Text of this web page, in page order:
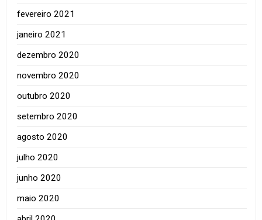
fevereiro 2021
janeiro 2021
dezembro 2020
novembro 2020
outubro 2020
setembro 2020
agosto 2020
julho 2020
junho 2020
maio 2020